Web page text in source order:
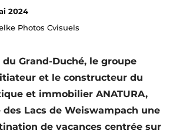
conditions
bois
2024
Photos Cvisuels
du Grand-Duché, le groupe
et le constructeur du
et immobilier ANATURA,
Lacs de Weiswampach une
de vacances centrée sur